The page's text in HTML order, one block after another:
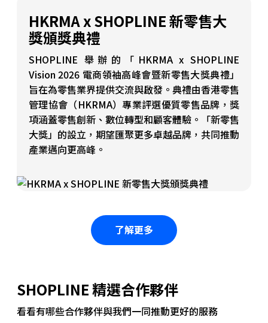
HKRMA x SHOPLINE 新零售大
獎頒獎典禮
SHOPLINE 舉辦的「HKRMA x SHOPLINE
Vision 2026 電商領袖高峰會暨新零售大獎典禮」
旨在為零售業界提供交流與啟發。典禮由香港零售
管理協會（HKRMA）專業評選優質零售品牌，獎
項涵蓋零售創新、數位轉型和顧客體驗。「新零售
大獎」的設立，期望匯聚更多卓越品牌，共同推動
產業邁向更高峰。
了解更多
SHOPLINE 精選合作夥伴
看看有哪些合作夥伴與我們一同推動更好的服務